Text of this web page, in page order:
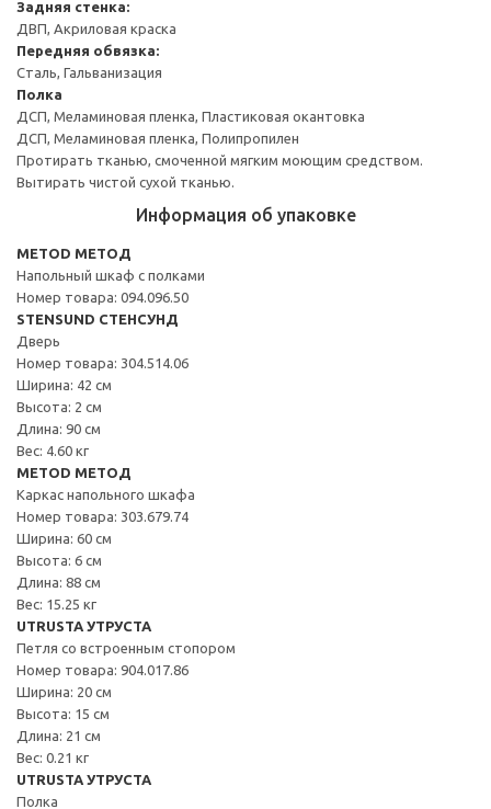
Задняя стенка:
ДВП, Акриловая краска
Передняя обвязка:
Сталь, Гальванизация
Полка
ДСП, Меламиновая пленка, Пластиковая окантовка
ДСП, Меламиновая пленка, Полипропилен
Протирать тканью, смоченной мягким моющим средством.
Вытирать чистой сухой тканью.
Информация об упаковке
METOD МЕТОД
Напольный шкаф с полками
Номер товара: 094.096.50
STENSUND СТЕНСУНД
Дверь
Номер товара: 304.514.06
Ширина: 42 см
Высота: 2 см
Длина: 90 см
Вес: 4.60 кг
METOD МЕТОД
Каркас напольного шкафа
Номер товара: 303.679.74
Ширина: 60 см
Высота: 6 см
Длина: 88 см
Вес: 15.25 кг
UTRUSTA УТРУСТА
Петля со встроенным стопором
Номер товара: 904.017.86
Ширина: 20 см
Высота: 15 см
Длина: 21 см
Вес: 0.21 кг
UTRUSTA УТРУСТА
Полка